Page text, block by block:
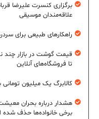
برگزاری کنسرت علیرضا
علاقه‌مندان موسیقی
راهکارهای طبیعی برای
قیمت گوشت در بازار چند
تا فروشگاه‌های آنلاین
کالابرگ یک میلیون
هشدار درباره بحران
برخی خانواده‌ها حذف